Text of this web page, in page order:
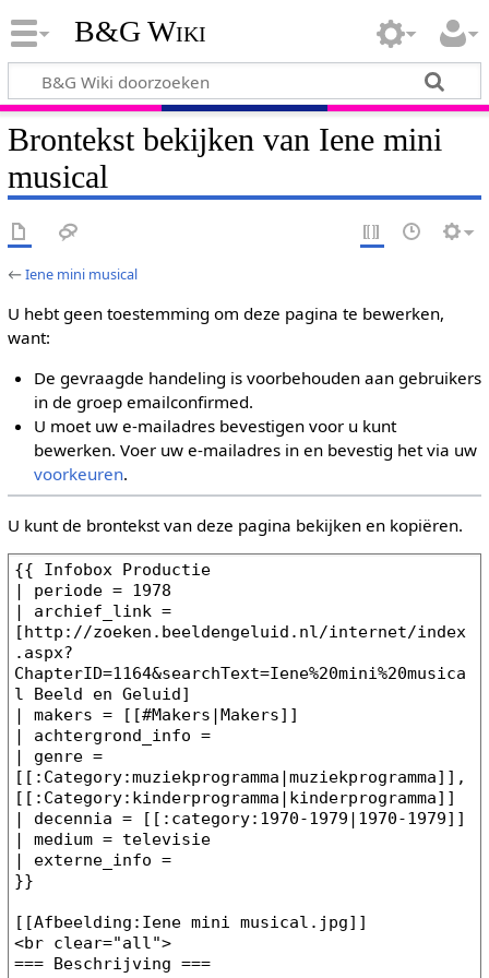
B&G Wiki
Brontekst bekijken van Iene mini
musical
←Iene mini musical
U hebt geen toestemming om deze pagina te bewerken,
want:
De gevraagde handeling is voorbehouden aan gebruikers
in de groep emailconfirmed.
U moet uw e-mailadres bevestigen voor u kunt
bewerken. Voer uw e-mailadres in en bevestig het via uw
voorkeuren.
U kunt de brontekst van deze pagina bekijken en kopiëren.